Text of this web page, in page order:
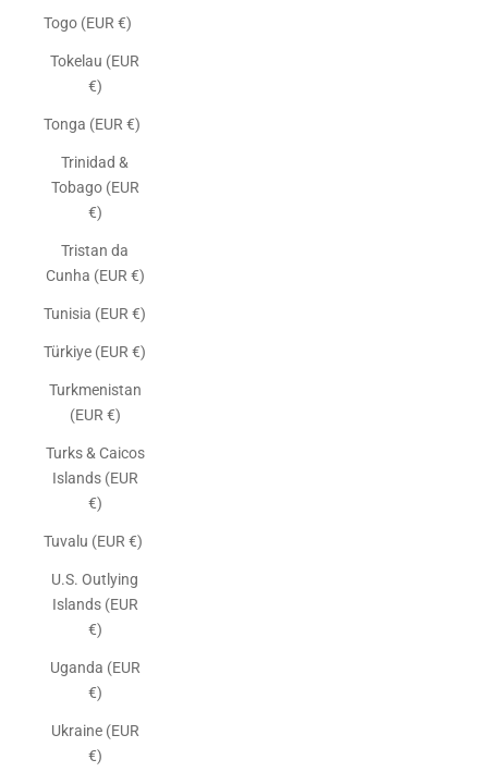
Togo (EUR €)
Tokelau (EUR
€)
Tonga (EUR €)
Trinidad &
Tobago (EUR
€)
Tristan da
Cunha (EUR €)
Tunisia (EUR €)
Türkiye (EUR €)
Turkmenistan
(EUR €)
Turks & Caicos
Islands (EUR
€)
Tuvalu (EUR €)
U.S. Outlying
Islands (EUR
€)
Uganda (EUR
€)
Ukraine (EUR
€)